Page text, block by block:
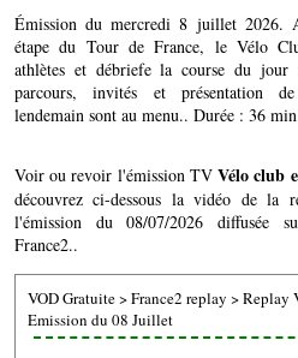
Émission du mercredi 8 juillet 2026.
étape du Tour de France, le Vélo
athlètes et débriefe la course du jour
parcours, invités et présentation
lendemain sont au menu.. Durée : 36
Voir ou revoir l'émission TVVélo club
découvrez ci-dessous la vidéo de la
l'émission du 08/07/2026 diffusée
France2..
VOD Gratuite>France2 replay >Replay
Emission du 08 Juillet